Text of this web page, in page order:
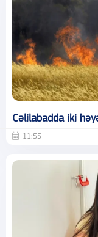
Cəlilabadda iki
11:55